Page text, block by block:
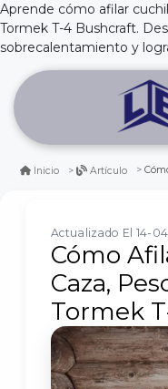
Aprende cómo afilar
Tormek T-4 Bushcraft.
sobrecalentamiento y
Inicio Artículo Cómo
Actualizado El 14-
Cómo
Caza,
Tormek